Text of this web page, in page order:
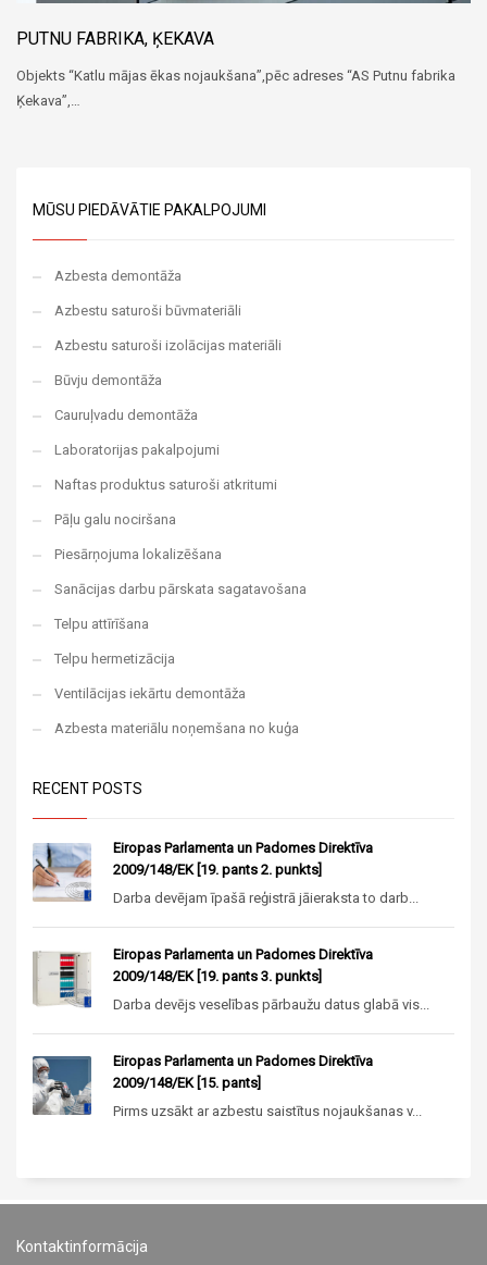
PUTNU FABRIKA, ĶEKAVA
Objekts “Katlu mājas ēkas nojaukšana”,pēc adreses “AS Putnu fabrika
Ķekava”,…
MŪSU PIEDĀVĀTIE PAKALPOJUMI
Azbesta demontāža
Azbestu saturoši būvmateriāli
Azbestu saturoši izolācijas materiāli
Būvju demontāža
Cauruļvadu demontāža
Laboratorijas pakalpojumi
Naftas produktus saturoši atkritumi
Pāļu galu nociršana
Piesārņojuma lokalizēšana
Sanācijas darbu pārskata sagatavošana
Telpu attīrīšana
Telpu hermetizācija
Ventilācijas iekārtu demontāža
Azbesta materiālu noņemšana no kuģa
RECENT POSTS
Eiropas Parlamenta un Padomes Direktīva
2009/148/EK [19. pants 2. punkts]
Darba devējam īpašā reģistrā jāieraksta to darb...
Eiropas Parlamenta un Padomes Direktīva
2009/148/EK [19. pants 3. punkts]
Darba devējs veselības pārbaužu datus glabā vis...
Eiropas Parlamenta un Padomes Direktīva
2009/148/EK [15. pants]
Pirms uzsākt ar azbestu saistītus nojaukšanas v...
Kontaktinformācija